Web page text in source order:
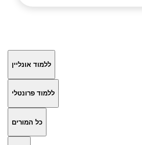
ללמוד אונליין
ללמוד פרונטלי
כל המורים